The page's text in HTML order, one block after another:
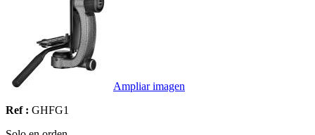
Ampliar imagen
Ref : GHFG1